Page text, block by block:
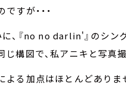
すが・・・
に、『no no darlin'』のシン
じ構図で、私アニキと写真撮
よる加点はほとんどありま